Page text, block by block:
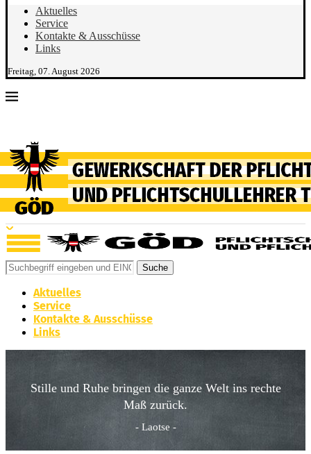
Aktuelles
Service
Kontakte & Ausschüsse
Links
Freitag, 07. August 2026
Suche
Aktuelles
Service
Kontakte & Ausschüsse
Links
Stille und Ruhe bringen die ganze Welt ins rechte
Maß zurück.
- Laotse -